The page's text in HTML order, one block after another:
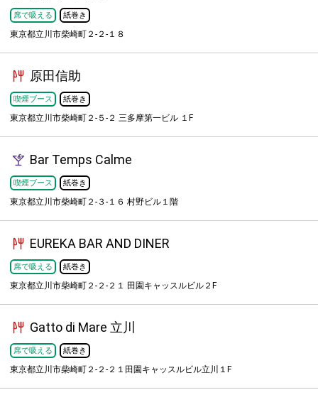
席で吸える 紙巻き
東京都立川市柴崎町２-２-１８
原田信助
喫煙ブース 紙巻き
東京都立川市柴崎町２-５-２ 三多摩第一ビル １F
Bar Temps Calme
喫煙ブース 紙巻き
東京都立川市柴崎町２-３-１６ 村野ビル１階
EUREKA BAR AND DINER
席で吸える 紙巻き
東京都立川市柴崎町２-２-２１ 田園キャッスルビル２F
Gatto di Mare 立川
席で吸える 紙巻き
東京都立川市柴崎町２-２-２１田園キャッスルビル立川１F